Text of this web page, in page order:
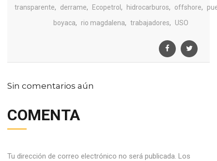
transparente, derrame, Ecopetrol, hidrocarburos, offshore,
boyaca, rio magdalena, trabajadores, USO
Sin comentarios aún
COMENTA
Tu dirección de correo electrónico no será publicada. Los